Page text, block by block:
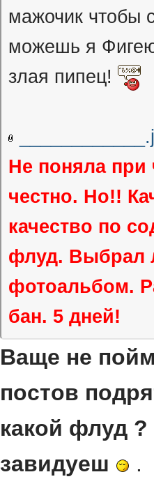
мажочик чтобы
можешь я
злая пипец!
Не поняла при
честно. Но!!
качество по
флуд. Выбрал
фотоальбом.
бан. 5 дней!
Ваще не
постов
какой флуд
завидуеш
.